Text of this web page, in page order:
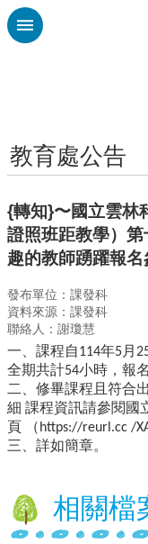
跳到主要內容區塊
認
廣
興
校
專
欄
園
動
態
行
政
室
課
教育處公告
{轉知}〜國立雲林
證照班距教學）
趣的教師踴躍報名
發布單位：課發科
資料來源：課發科
聯絡人：謝瓊慧
一、課程自114年5月
全期共計54小時，報
二、修畢課程且符合
細 課程資訊請參閱國
頁
（https://reurl.cc /
三、詳如簡章。
相關檔